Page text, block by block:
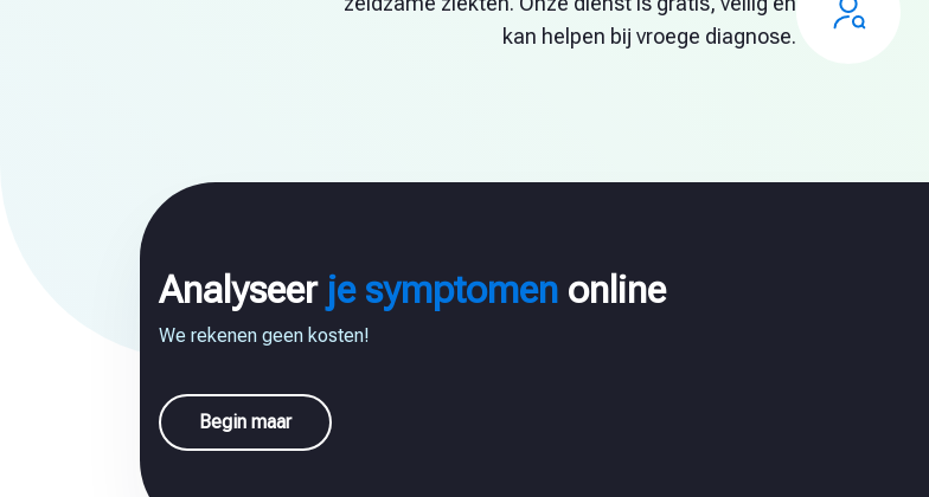
kan helpen bij vroege diagnose.
Analyseer je symptomen online
We rekenen geen kosten!
Begin maar